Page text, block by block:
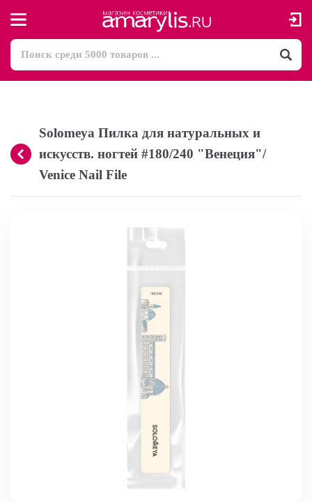
Solomeya Пилка для натуральных и
искусств. ногтей #180/240 "Венеция"/
Venice Nail File